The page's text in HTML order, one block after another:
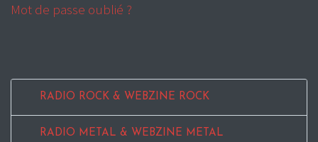
Mot de passe oublié ?
RADIO ROCK & WEBZINE ROCK
RADIO METAL & WEBZINE METAL